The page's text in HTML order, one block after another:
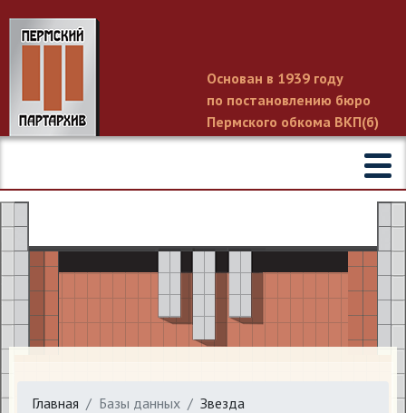
Основан в 1939 году
по постановлению бюро
Пермского обкома ВКП(б)
Главная Базы данных
Звезда